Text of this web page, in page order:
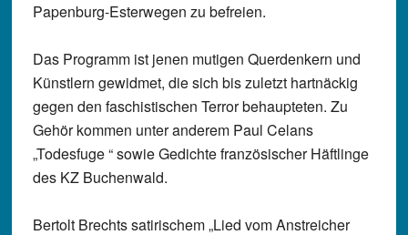
Papenburg-Esterwegen zu befreien.
Das Programm ist jenen mutigen Querdenkern und
Künstlern gewidmet, die sich bis zuletzt hartnäckig
gegen den faschistischen Terror behaupteten. Zu
Gehör kommen unter anderem Paul Celans
„Todesfuge “ sowie Gedichte französischer Häftlinge
des KZ Buchenwald.
Bertolt Brechts satirischem „Lied vom Anstreicher